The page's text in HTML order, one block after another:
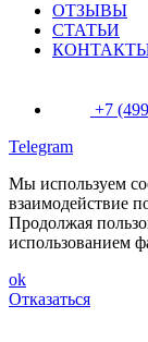
ОТЗЫВЫ
СТАТЬИ
+7
Telegram
Мы используем
взаимодействие
Продолжая
использованием
ok
Отказаться